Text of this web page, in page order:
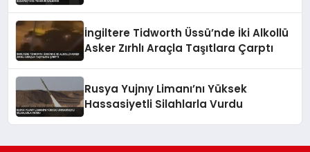
İngiltere Tidworth Üssü’nde İki Alkollü
Asker Zırhlı Araçla Taşıtlara Çarptı
Rusya Yujnıy Limanı’nı Yüksek
Hassasiyetli Silahlarla Vurdu